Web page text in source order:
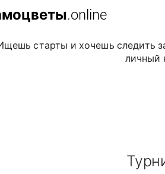
.online
старты и хочешь следить
личный